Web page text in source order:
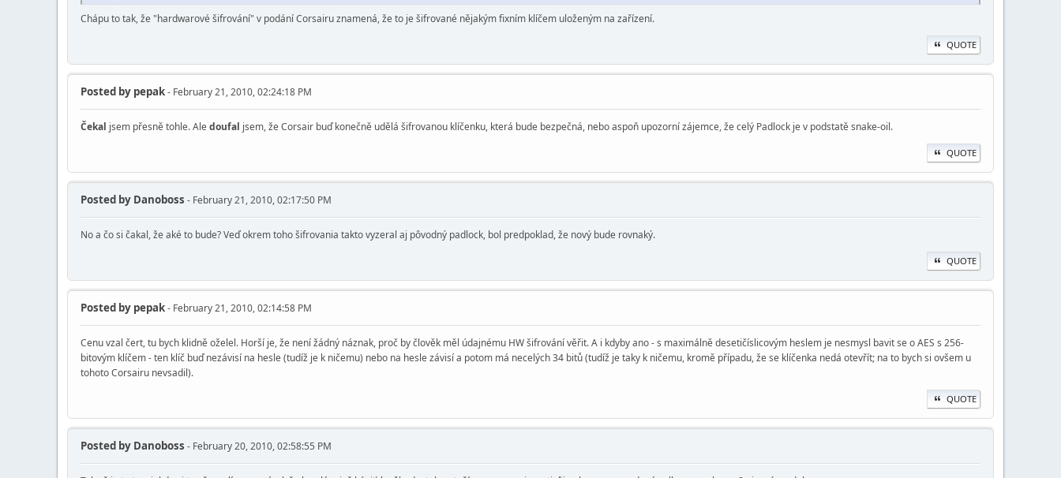
Chápu to tak, že "hardwarové šifrování" v podání Corsairu znamená, že to je šifrované nějakým fixním klíčem uloženým na zařízení.
QUOTE
Posted by pepak- February 21, 2010, 02:24:18 PM
Čekal jsem přesně tohle. Ale doufal jsem, že Corsair buď konečně udělá šifrovanou klíčenku, která bude bezpečná, nebo aspoň upozorní zájemce, že celý Padlock je v podstatě snake-oil.
QUOTE
Posted by Danoboss - February 21, 2010, 02:17:50 PM
No a čo si čakal, že aké to bude? Veď okrem toho šifrovania takto vyzeral aj pôvodný padlock, bol predpoklad, že nový bude rovnaký.
QUOTE
Posted by pepak- February 21, 2010, 02:14:58 PM
Cenu vzal čert, tu bych klidně oželel. Horší je, že není žádný náznak, proč by člověk měl údajnému HW šifrování věřit. A i kdyby ano - s maximálně desetičíslicovým heslem je nesmysl bavit se o AES s 256-
bitovým klíčem - ten klíč buď nezávisí na hesle (tudíž je k ničemu) nebo na hesle závisí a potom má necelých 34 bitů (tudíž je taky k ničemu, kromě případu, že se klíčenka nedá otevřít; na to bych si ovšem u
tohoto Corsairu nevsadil).
QUOTE
Posted by Danoboss - February 20, 2010, 02:58:55 PM